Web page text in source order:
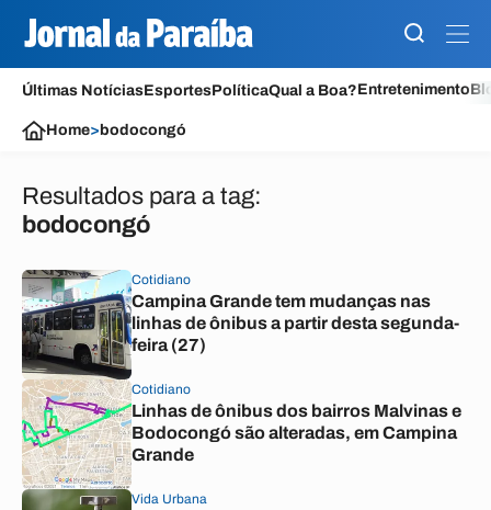
Últimas NotíciasEsportesPolíticaQual a Boa?Entretenimento
Home> bodocongó
Resultados para a tag:
bodocongó
Cotidiano
Campina Grande tem mudanças nas
linhas de ônibus a partir desta segunda-
feira (27)
Cotidiano
Linhas de ônibus dos bairros Malvinas e
Bodocongó são alteradas, em Campina
Grande
Vida Urbana